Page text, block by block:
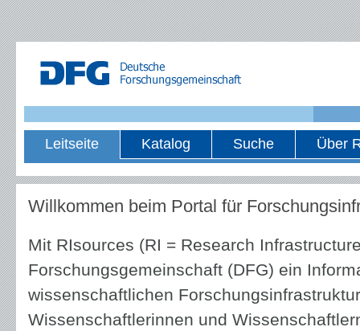
Leitseite Katalog Suche Über
Willkommen beim Portal für
Mit RIsources (RI = Research
Forschungsgemeinschaft (DFG) ein
wissenschaftlichen
Wissenschaftlerinnen und